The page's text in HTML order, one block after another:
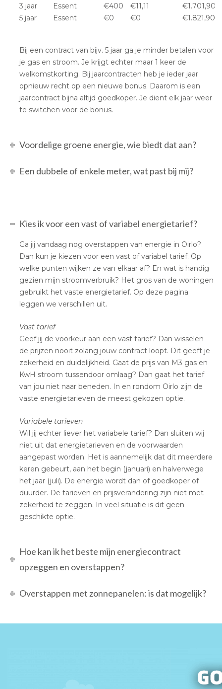
3 jaar
Essent €400 €11,11
€1.701,90
5 jaar
Essent €0 €0 €1.821,90
Bij een contract van bijv. 5 jaar ga je minder betalen voor
je gas en stroom. Je krijgt echter maar 1 keer de
welkomstkorting. Bij jaarcontracten heb je ieder jaar
opnieuw recht op een nieuwe bonus. Daarom is een
jaarcontract bijna altijd goedkoper. Je dient elk jaar weer
te switchen voor de bonus.
Voordelige groene energie, wie biedt dat aan?
Een dubbele of enkele meter, wat past bij mij?
Kies ik voor een vast of variabel energietarief?
Ga jij vandaag nog overstappen van energie in Oirlo?
Dan kun je kiezen voor een vast of variabel tarief. Op
welke punten wijken ze van elkaar af? En wat is handig
gezien mijn stroomverbruik? Het gros van de woningen
gebruikt het vaste energietarief. Op deze pagina
leggen we verschillen uit.
Vast tarief
Geef jij de voorkeur aan een vast tarief? Dan wisselen
de prijzen nooit zolang jouw contract loopt. Dit geeft je
zekerheid en duidelijkheid. Gaat de prijs van M3 gas en
KwH stroom tussendoor omlaag? Dan gaat het tarief
van jou niet naar beneden. In en rondom Oirlo zijn de
vaste energietarieven de meest gekozen optie.
Variabele tarieven
Wil jij echter liever het variabele tarief? Dan sluiten wij
niet uit dat energietarieven en de voorwaarden
aangepast worden. Het is aannemelijk dat dit meerdere
keren gebeurt, aan het begin (januari) en halverwege
het jaar (juli). De energie wordt dan of goedkoper of
duurder. De tarieven en prijsverandering zijn niet met
zekerheid te zeggen. In veel situatie is dit geen
geschikte optie.
Hoe kan ik het beste mijn energiecontract
opzeggen en overstappen?
Overstappen met zonnepanelen: is dat mogelijk?